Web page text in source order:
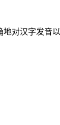
对汉字发音